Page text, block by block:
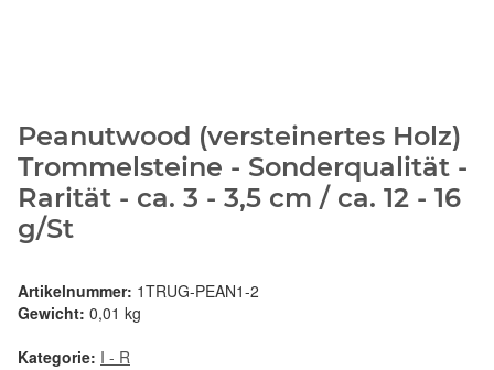
Peanutwood (versteinertes Holz)
Trommelsteine - Sonderqualität -
Rarität - ca. 3 - 3,5 cm / ca. 12 - 16
g/St
Artikelnummer: 1TRUG-PEAN1-2
Gewicht: 0,01 kg
Kategorie: I - R